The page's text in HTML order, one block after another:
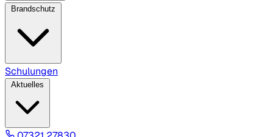
Brandschutz
Schulungen
Aktuelles